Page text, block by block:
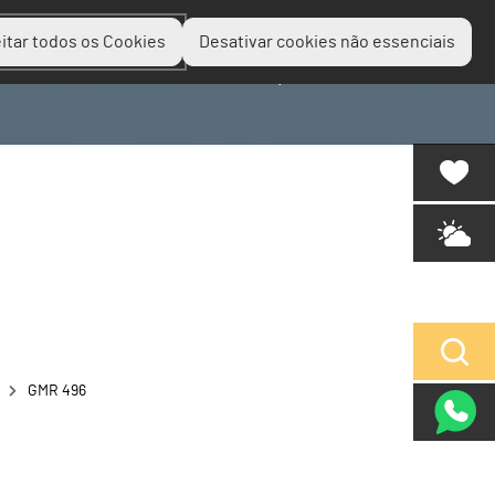
todos os Cookies Desativar cookies não essenciais
Planear Descobrir
GMR 496